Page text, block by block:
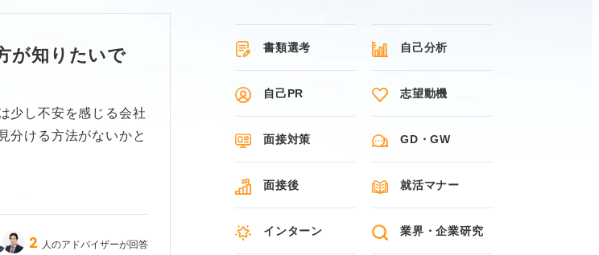
が知りたいで
少し不安を感じる会社
分ける方法がないかと
だきたいです。よろし
2 人のアドバイザーが回答
書類選考 自己分析
自己PR 志望動機
面接対策 GD・GW
面接後 就活マナー
インターン 業界・企業研究